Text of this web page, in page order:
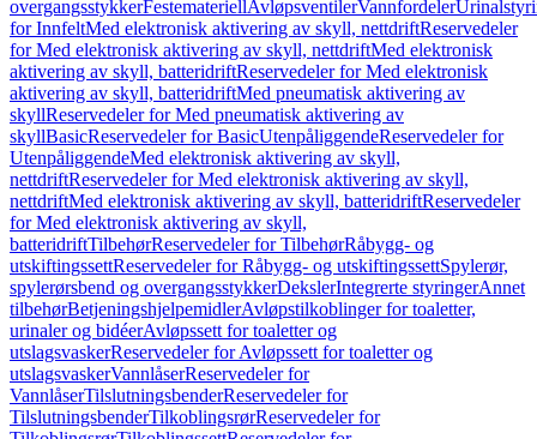
overgangsstykkerFestemateriellAvløpsventilerVannfordeler
for InnfeltMed elektronisk aktivering av skyll, nettdriftReservedeler
for Med elektronisk aktivering av skyll, nettdriftMed elektronisk
aktivering av skyll, batteridriftReservedeler for Med elektronisk
aktivering av skyll, batteridriftMed pneumatisk aktivering av
skyllReservedeler for Med pneumatisk aktivering av
skyllBasicReservedeler for BasicUtenpåliggendeReservedeler for
UtenpåliggendeMed elektronisk aktivering av skyll,
nettdriftReservedeler for Med elektronisk aktivering av skyll,
nettdriftMed elektronisk aktivering av skyll, batteridriftReservedeler
for Med elektronisk aktivering av skyll,
batteridriftTilbehørReservedeler for TilbehørRåbygg- og
utskiftingssettReservedeler for Råbygg- og utskiftingssettSpylerør,
spylerørsbend og overgangsstykkerDekslerIntegrerte styringerAnnet
tilbehørBetjeningshjelpemidlerAvløpstilkoblinger for toaletter,
urinaler og bidéerAvløpssett for toaletter og
utslagsvaskerReservedeler for Avløpssett for toaletter og
utslagsvaskerVannlåserReservedeler for
VannlåserTilslutningsbenderReservedeler for
TilslutningsbenderTilkoblingsrørReservedeler for